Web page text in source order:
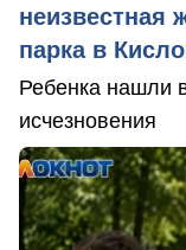
неизвестная
парка в
Ребенка нашли
исчезновения